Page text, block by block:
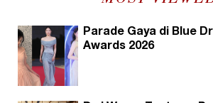
Parade Gaya di Blue
Awards 2026